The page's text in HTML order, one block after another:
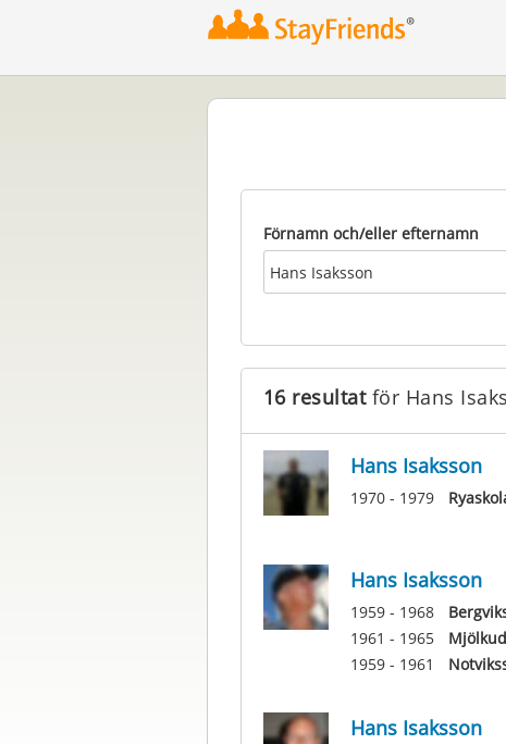
Förnamn och/eller efternamn
16 resultatför Hans
Hans Isaksson
1970 - 1979
Hans Isaksson
1959 - 1968
1961 - 1965
1959 - 1961
Hans Isaksson